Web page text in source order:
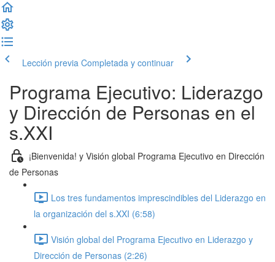
Lección previa Completada y continuar
Programa Ejecutivo: Liderazgo
y Dirección de Personas en el
s.XXI
¡Bienvenida! y Visión global Programa Ejecutivo en Dirección
de Personas
Los tres fundamentos imprescindibles del Liderazgo en
la organización del s.XXI (6:58)
Visión global del Programa Ejecutivo en Liderazgo y
Dirección de Personas (2:26)